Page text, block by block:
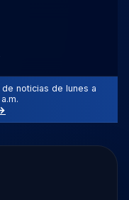
noticias de lunes a